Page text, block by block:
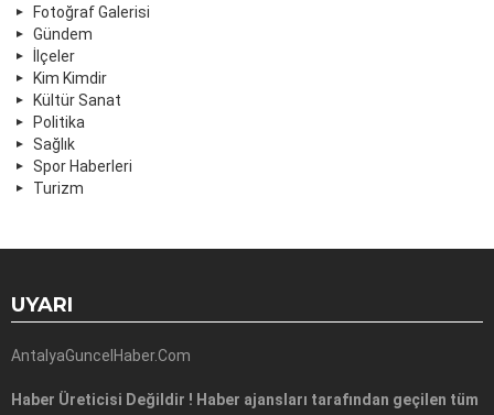
Fotoğraf Galerisi
Gündem
İlçeler
Kim Kimdir
Kültür Sanat
Politika
Sağlık
Spor Haberleri
Turizm
UYARI
AntalyaGuncelHaber.Com
Haber Üreticisi Değildir ! Haber ajansları tarafından geçilen tüm